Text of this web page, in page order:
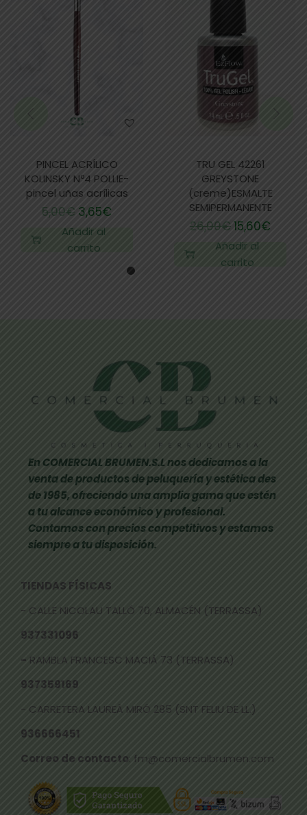
PINCEL ACRÍLICO
KOLINSKY Nº4 POLLIE-
pincel uñas acrílicas
5,00€ 3,65€
Añadir al
carrito
TRU GEL 42261
GREYSTONE
(creme)ESMALTE
SEMIPERMANENTE
26,00€15,60€
Añadir al
carrito
En COMERCIAL BRUMEN.S.L nos dedicamos a la
venta de productos de peluquería y estética des
de 1985, ofreciendo una amplia gama que estén
a tu alcance económico y profesional.
Contamos con precios competitivos y estamos
siempre a tu disposición.
TIENDAS FÍSICAS
- CALLE NICOLAU TALLÓ 70, ALMACÉN (TERRASSA)
937331096
- RAMBLA FRANCESC MACIÀ 73 (TERRASSA)
937359169
- CARRETERA LAUREÀ MIRÓ 285 (SNT FELIU DE LL.)
936666451
Correo de contacto: fm@comercialbrumen.com